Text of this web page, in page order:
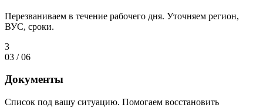
Перезваниваем в течение рабочего дня. Уточняем регион,
ВУС, сроки.
3
03 /06
Документы
Список под вашу ситуацию. Помогаем восстановить